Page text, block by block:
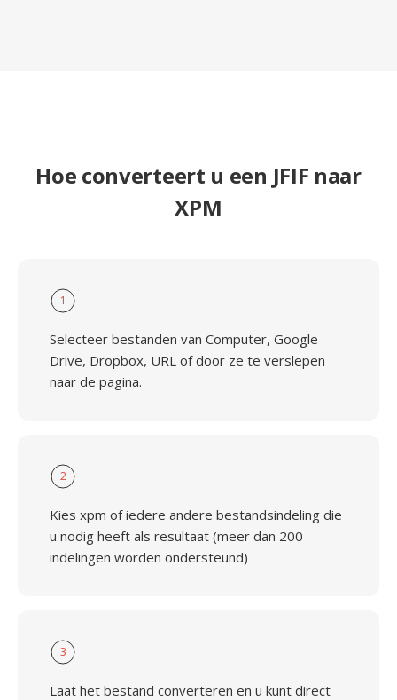
Hoe converteert u een JFIF naar
XPM
1
Selecteer bestanden van Computer, Google
Drive, Dropbox, URL of door ze te verslepen
naar de pagina.
2
Kies xpm of iedere andere bestandsindeling die
u nodig heeft als resultaat (meer dan 200
indelingen worden ondersteund)
3
Laat het bestand converteren en u kunt direct